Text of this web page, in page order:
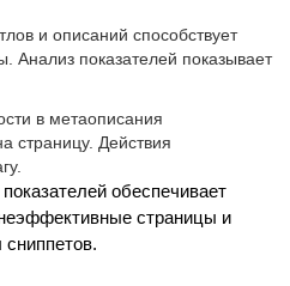
и описаний способствует
Анализ показателей показывает
в метаописания
страницу. Действия
обеспечивает
страницы и